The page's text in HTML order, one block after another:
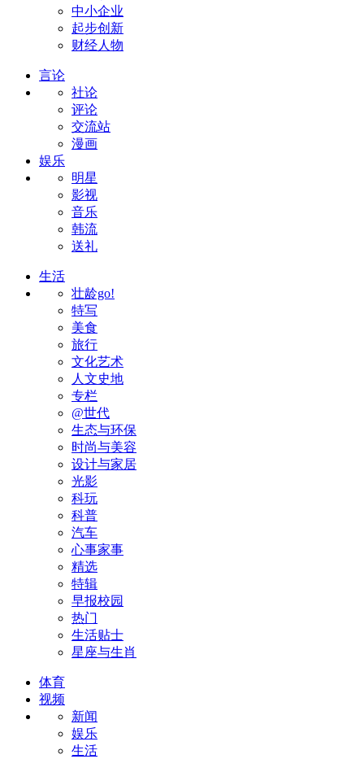
中小企业
起步创新
财经人物
言论
社论
评论
交流站
漫画
娱乐
明星
影视
音乐
韩流
送礼
生活
壮龄go!
特写
美食
旅行
文化艺术
人文史地
专栏
@世代
生态与环保
时尚与美容
设计与家居
光影
科玩
科普
汽车
心事家事
精选
特辑
早报校园
热门
生活贴士
星座与生肖
体育
视频
新闻
娱乐
生活